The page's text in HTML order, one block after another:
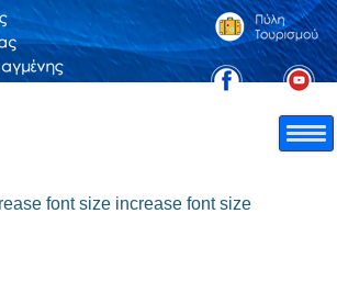
font size increase font size